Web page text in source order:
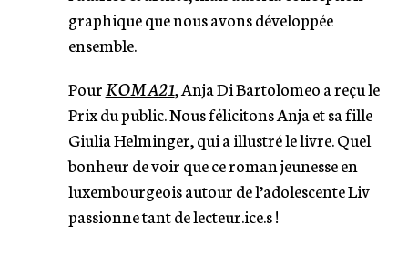
graphique que nous avons développée
ensemble.
PourKOMA21, Anja Di Bartolomeo a reçu le
Prix du public. Nous félicitons Anja et sa fille
Giulia Helminger, qui a illustré le livre. Quel
bonheur de voir que ce roman jeunesse en
luxembourgeois autour de l’adolescente Liv
passionne tant de lecteur.ice.s !